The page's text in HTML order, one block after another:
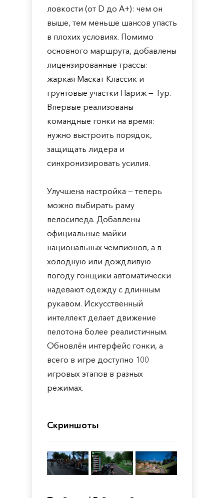
ловкости (от D до A+): чем он
выше, тем меньше шансов упасть
в плохих условиях. Помимо
основного маршрута, добавлены
лицензированные трассы:
жаркая Маскат Классик и
грунтовые участки Париж — Тур.
Впервые реализованы
командные гонки на время:
нужно выстроить порядок,
защищать лидера и
синхронизировать усилия.
Улучшена настройка — теперь
можно выбирать раму
велосипеда. Добавлены
официальные майки
национальных чемпионов, а в
холодную или дождливую
погоду гонщики автоматически
надевают одежду с длинным
рукавом. Искусственный
интеллект делает движение
пелотона более реалистичным.
Обновлён интерфейс гонки, а
всего в игре доступно 100
игровых этапов в разных
режимах.
Скриншоты